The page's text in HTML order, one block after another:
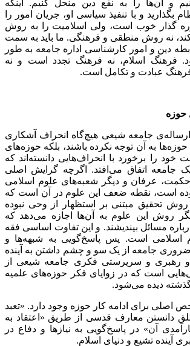
و آن‌ها را به نفع دین منحل کنیم. اینکه
و با تنفیذ سیاسی او، جریان امور را
گذار خوب است، ولی اسلامیت را به روش
نه روش منطقی و فرهنگی. ما باید به سمت
دین و امور کارشناسی اداره جامعه به طور
فرهنگ اسلام، نه فرهنگ تجدد است و نه
عبادت و تکامل است.
حوزه‌
جامعه شیعی هیچ‌گاه انحراف آشکاری
به آن توجه نکرده باشند، بلکه حوزه‌های
را برخورد با انحراف‌هایی دانسته‌اند که
جامعه اتفاق می‌افتد. اگرچه گرایش اصلی
عرفان و دیگر شعبه‌های علوم اسلامی
است، نقطه ضعف این علوم در آن است که
روش تحقیق مبتنی بر استظهار از وحی نبوده
روش این علوم به آن‌ها اجازه می‌دهد که
مسائل بیندیشند. و این تفاوت اساسی فقه
اسلامی است. پس پاسخ‌گویی به شبهه‌ها و
ضروری جامعه از یک سو و چشم داشتن به آینده
و رهبری و سرپرستی فکری جامعه شیعی از
است که در زوایای فکر حوزه‌های علمیه
دیده می‌شود.
اصلی برای ادامه کار حوزه وجود دارد. «تعبد
دانستن معارف قدسی از طریق «اعتقاد به
آن» در پاسخ‌گویی به نیازها و دفاع در
آینده تشیع و دنیای اسلام.